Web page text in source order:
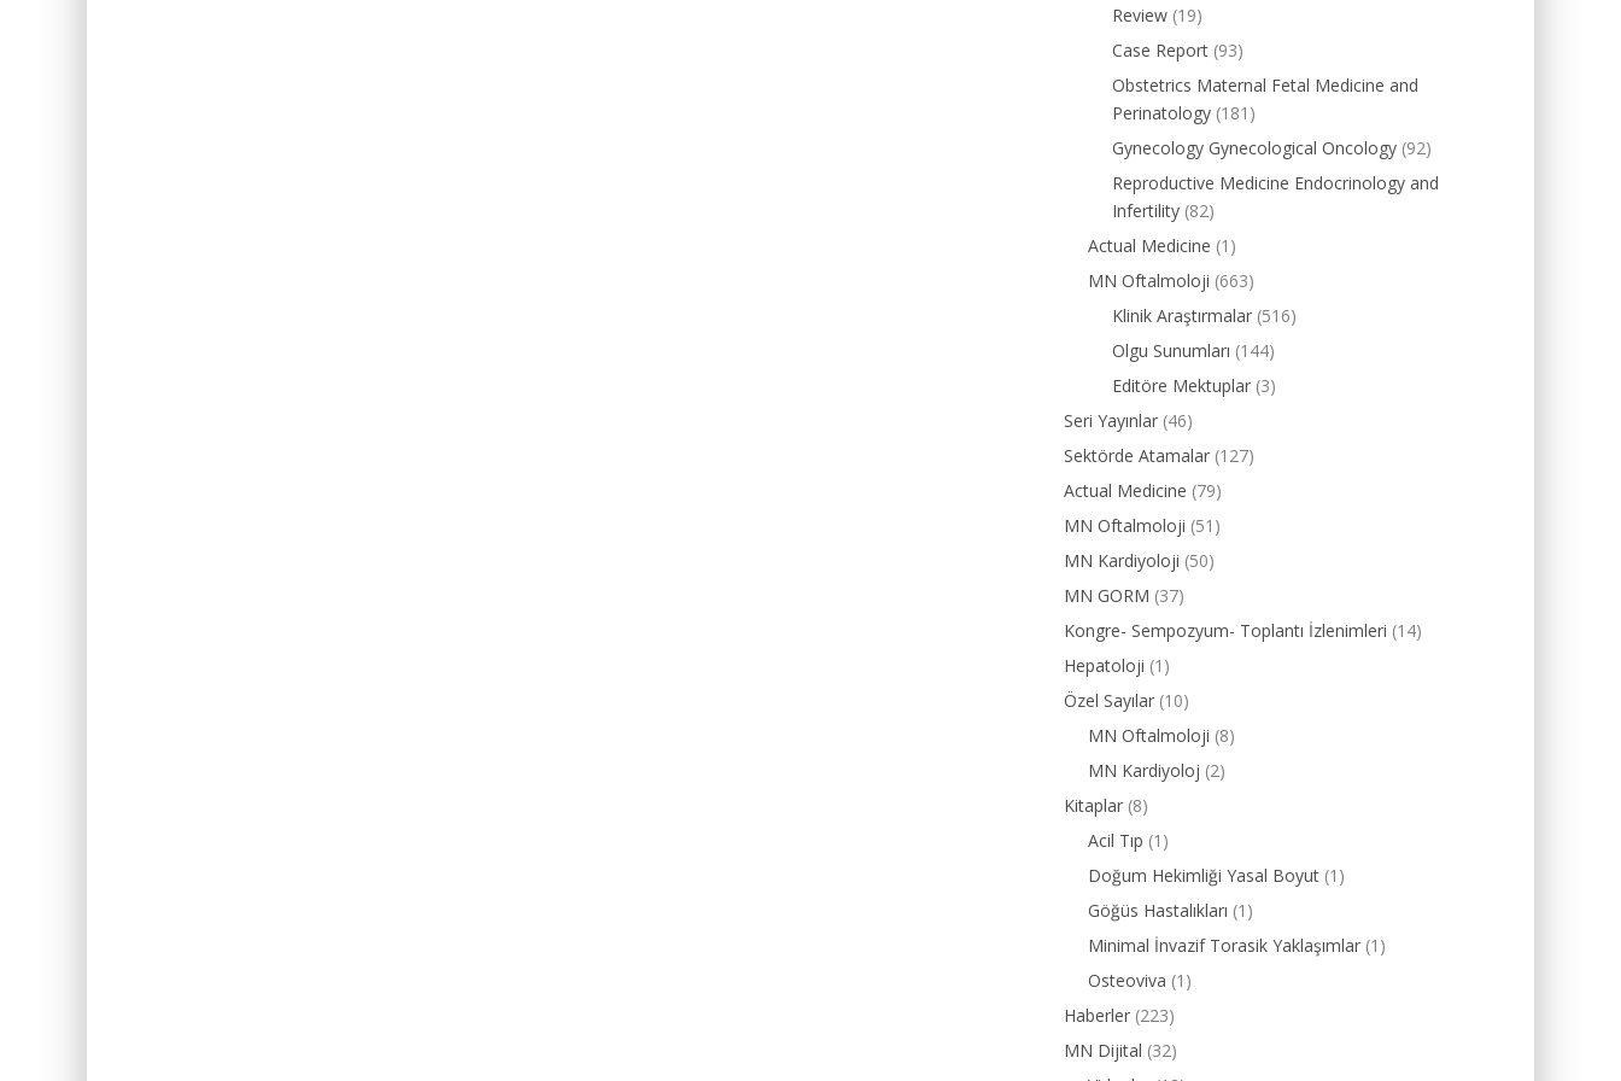
Review (19)
Case Report (93)
Obstetrics Maternal Fetal Medicine and
Perinatology (181)
Gynecology Gynecological Oncology (92)
Reproductive Medicine Endocrinology and
Infertility (82)
Actual Medicine (1)
MN Oftalmoloji (663)
Klinik Araştırmalar (516)
Olgu Sunumları (144)
Editöre Mektuplar (3)
Seri Yayınlar (46)
Sektörde Atamalar (127)
Actual Medicine (79)
MN Oftalmoloji (51)
MN Kardiyoloji (50)
MN GORM (37)
Kongre- Sempozyum- Toplantı İzlenimleri (14)
Hepatoloji (1)
Özel Sayılar (10)
MN Oftalmoloji (8)
MN Kardiyoloj (2)
Kitaplar (8)
Acil Tıp (1)
Doğum Hekimliği Yasal Boyut (1)
Göğüs Hastalıkları (1)
Minimal İnvazif Torasik Yaklaşımlar (1)
Osteoviva (1)
Haberler (223)
MN Dijital (32)